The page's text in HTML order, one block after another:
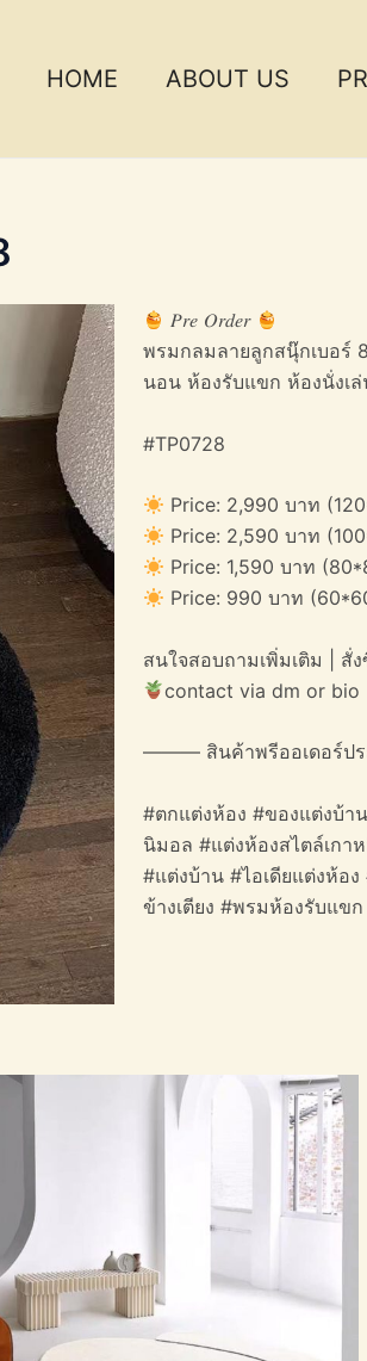
HOME ABOUT US
𝑃𝑟𝑒 𝑂𝑟𝑑𝑒𝑟
พรมกลมลายลูกสนุ๊กเบอร์
นอน ห้องรับแขก ห้องนั่งเ
#TP0728
Price: 2,990 บาท
Price: 2,590 บาท
Price: 1,590 บาท
Price: 990 บาท
สนใจสอบถามเพิ่มเติม | สั่
contact via dm or bio
——— สินค้าพรีออเดอร์
#ตกแต่งห้อง #ของแต่งบ้า
นิมอล #แต่งห้องสไตล์เกา
#แต่งบ้าน #ไอเดียแต่งห้อ
ข้างเตียง #พรมห้องรับแข